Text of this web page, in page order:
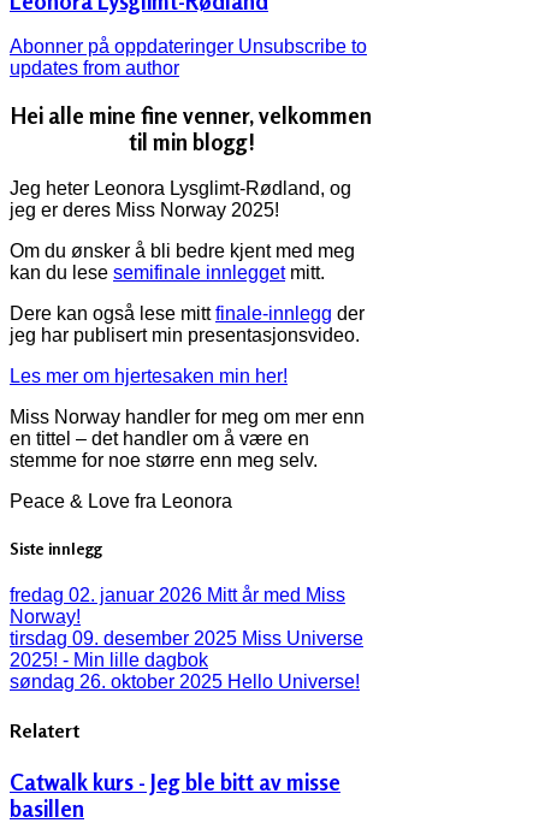
Abonner på oppdateringer Unsubscribe to
updates from author
Hei alle mine fine venner, velkommen
til min blogg!
Jeg heter Leonora Lysglimt-Rødland, og
jeg er deres Miss Norway 2025!
Om du ønsker å bli bedre kjent med meg
kan du lese semifinale innleggetmitt.
Dere kan også lese mittfinale-innlegg der
jeg har publisert min presentasjonsvideo.
Les mer om hjertesaken min her!
Miss Norway handler for meg om mer enn
en tittel – det handler om å være en
stemme for noe større enn meg selv.
Peace & Love fra Leonora
Siste innlegg
fredag 02. januar 2026 Mitt år med Miss
Norway!
tirsdag 09. desember 2025 Miss Universe
2025! - Min lille dagbok
søndag 26. oktober 2025 Hello Universe!
Relatert
Catwalk kurs - Jeg ble bitt av misse
basillen